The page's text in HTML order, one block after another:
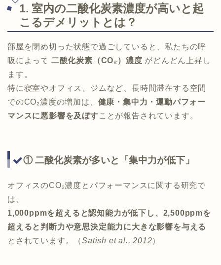
1. 室内の二酸化炭素濃度が高いと起
こるデメリットとは？
部屋を閉め切った状態で過ごしていると、私たちの呼
吸によって 二酸化炭素（CO₂）濃度 がどんどん上昇し
ます。
特に寝室やオフィス、ジムなど、長時間滞在する空間
でのCO₂濃度の増加は、 健康・集中力・運動パフォー
マンスに悪影響を及ぼすことが報告されています。
① 二酸化炭素が多いと「集中力が低下」
オフィスのCO₂濃度とパフォーマンスに関する研究で
は、
1,000ppmを超えると認知能力が低下し、2,500ppmを
超えると判断力や意思決定能力に大きな影響を与える
とされています。（Satish et al., 2012）